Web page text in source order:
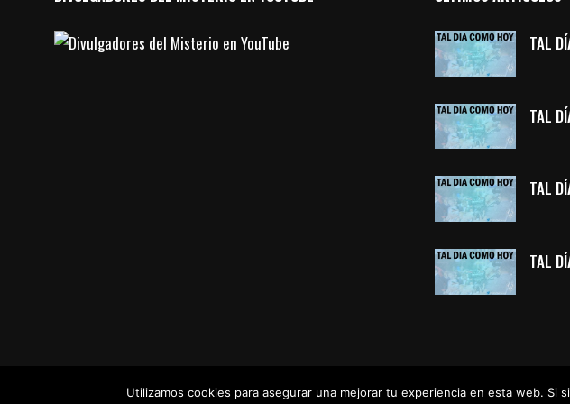
TAL
TAL
TAL
TAL
© Divulgadores del MisterioUtilizamos cookies para asegurar una mejorar tu experiencia en esta web. Si